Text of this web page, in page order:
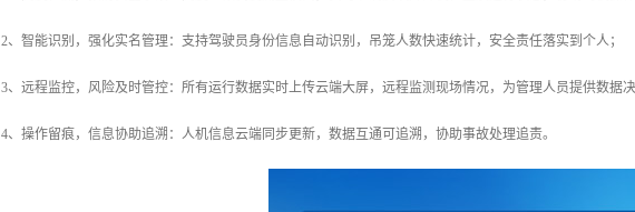
2、智能识别，强化实名管理：支持驾驶员身份信息自动识别，吊笼人数快速统计，安全责任落实到个人；
3、远程监控，风险及时管控：所有运行数据实时上传云端大屏，远程监测现场情况，为管理人员提供数据决
4、操作留痕，信息协助追溯：人机信息云端同步更新，数据互通可追溯，协助事故处理追责。